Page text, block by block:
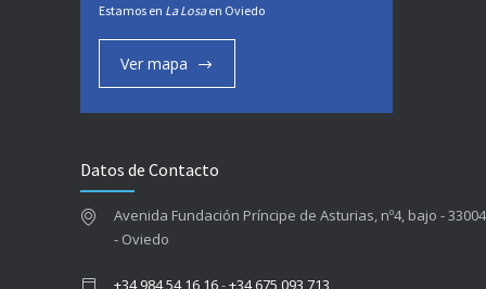
Estamos en La Losaen Oviedo
Ver mapa
Datos de Contacto
Avenida Fundación Príncipe de Asturias, nº4, bajo - 33004
- Oviedo
+34 984 54 16 16-+34 675 093 713